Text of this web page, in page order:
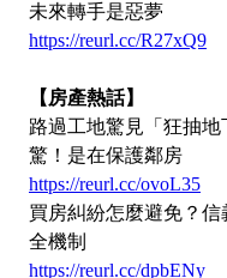
未來轉手是惡夢
https://reurl.cc/R27xQ9
【房產熱話】
路過工地驚見「狂抽
驚！是在保護鄰房
https://reurl.cc/ovoL35
買房糾紛怎麼避免？
全機制
https://reurl.cc/dpbENy